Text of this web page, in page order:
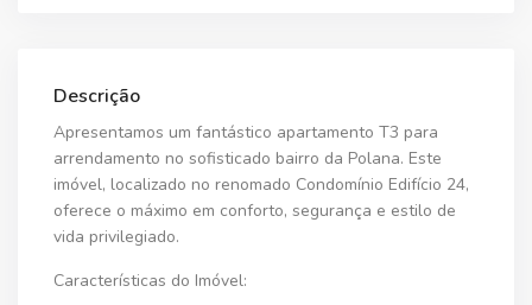
Descrição
Apresentamos um fantástico apartamento T3 para
arrendamento no sofisticado bairro da Polana. Este
imóvel, localizado no renomado Condomínio Edifício 24,
oferece o máximo em conforto, segurança e estilo de
vida privilegiado.
Características do Imóvel: